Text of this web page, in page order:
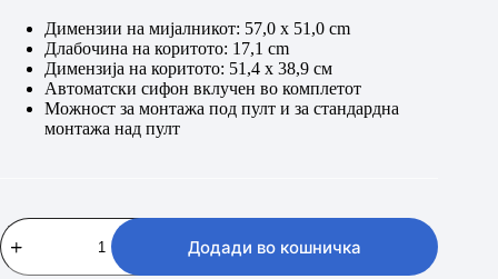
Димензии на мијалникот: 57,0 х 51,0 cm
Длабочина на коритото: 17,1 cm
Димензија на коритото: 51,4 х 38,9 см
Автоматски сифон вклучен во комплетот
Можност за монтажа под пулт и за стандардна
монтажа над пулт
GORENJE
KVE
KM
Додади во кошничка